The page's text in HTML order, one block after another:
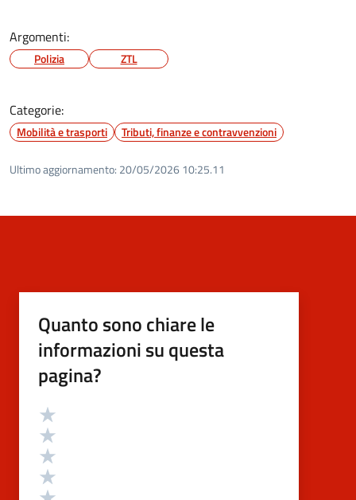
Argomenti:
Polizia ZTL
Categorie:
Mobilità e trasporti Tributi, finanze e contravvenzioni
Ultimo aggiornamento: 20/05/2026 10:25.11
Quanto sono chiare le
informazioni su questa
pagina?
Valutazione